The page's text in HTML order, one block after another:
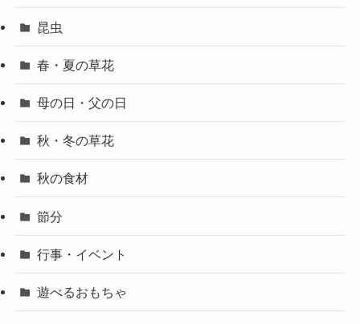
昆虫
春・夏の草花
母の日・父の日
秋・冬の草花
秋の食材
節分
行事・イベント
遊べるおもちゃ